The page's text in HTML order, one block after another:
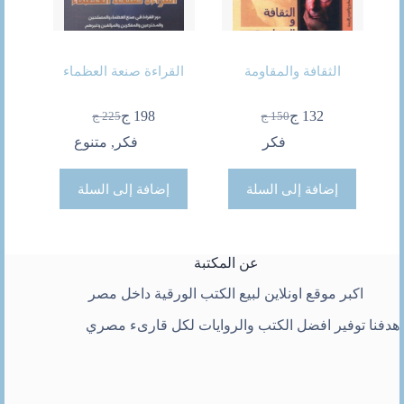
الثقافة والمقاومة
150 ج
السعر
الأصلي
132 جالسعر
الحالي
فكر
إضافة إلى السلة
القراءة صنعة العظماء
225 ج
السعر
الأصلي
198 جالسعر
الحاليفكر , متنوع
إضافة إلى السلة
عن المكتبة
اكبر موقع اونلاين لبيع الكتب الورقية داخل مصر
هدفنا توفير افضل الكتب والروايات لكل قارىء مصري